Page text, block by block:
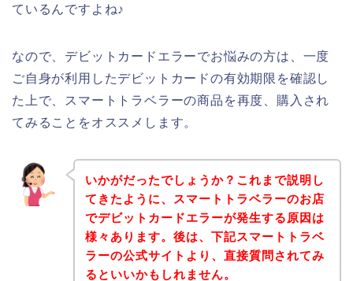
ているんですよね♪
なので、デビットカードエラーでお悩みの方は、一度
ご自身が利用したデビットカードの有効期限を確認し
た上で、スマートトラベラーの商品を再度、購入され
てみることをオススメします。
いかがだったでしょうか？これまで説明し
てきたように、スマートトラベラーのお店
でデビットカードエラーが発生する原因は
様々あります。後は、下記スマートトラベ
ラーの公式サイトより、直接質問されてみ
るといいかもしれません。